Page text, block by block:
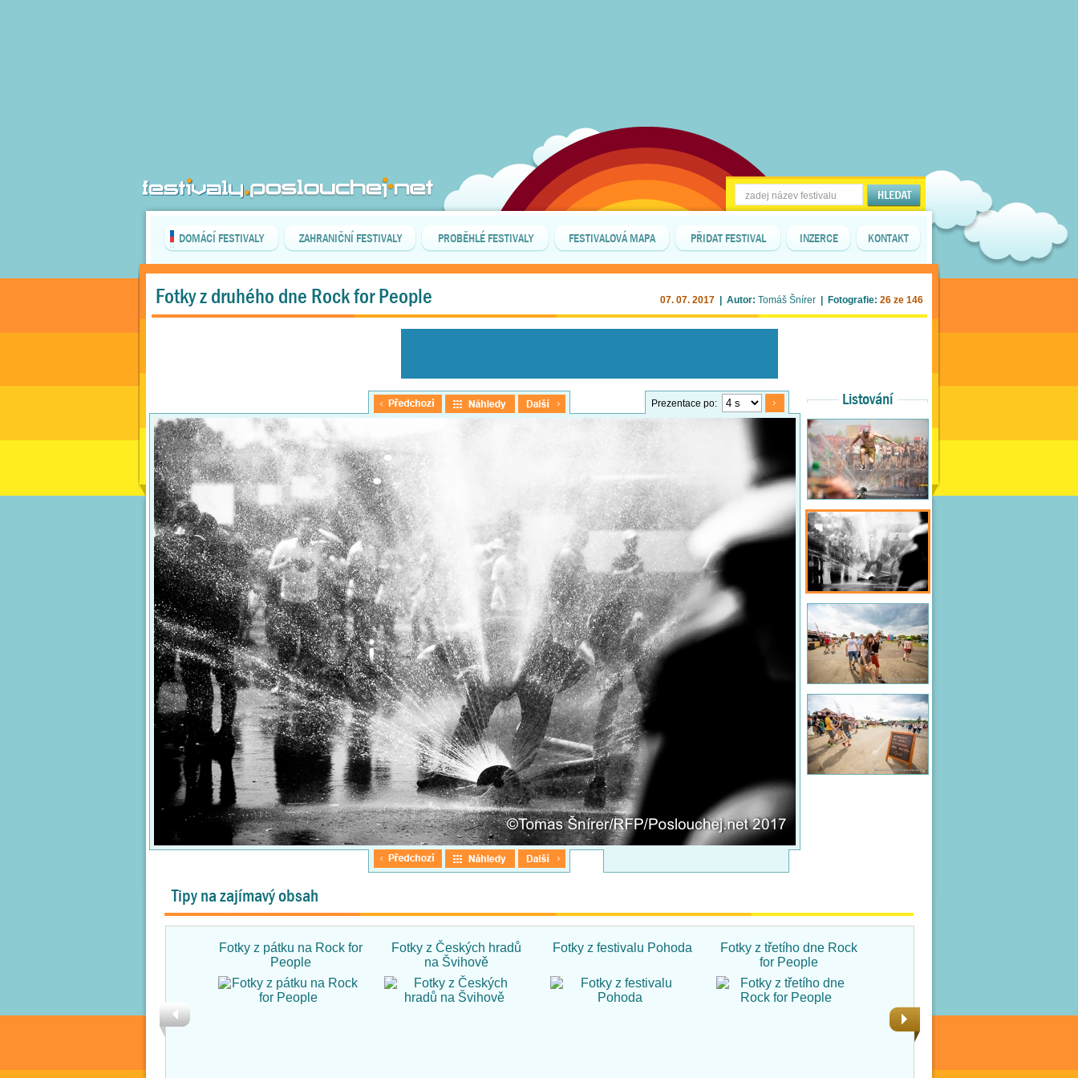
DOMÁCÍ FESTIVALY ZAHRANIČNÍ FESTIVALY PROBĚHLÉ FESTIVALY FESTIVALOVÁ MAPA PŘIDAT FESTIVAL INZERCE KONTAKT
Fotky z druhého dne Rock for People 07. 07. 2017 | Autor: Tomáš Šnírer | Fotografie: 26 ze 146
Prezentace po: Listování
Tipy na zajímavý obsah
Fotky z pátku na Rock for
People
Fotky z Českých hradů
na Švihově
Fotky z festivalu Pohoda
Fotky z třetího dne Rock
for People